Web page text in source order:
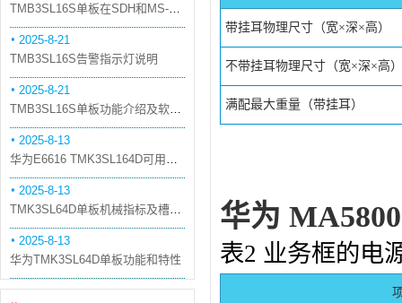
TMB3SL16S单板在SDH和MS-OTN模式下的应用
2025-8-21
TMB3SL16S告警指示灯说明
2025-8-21
TMB3SL16S单板功能介绍及软件配套
2025-8-13
华为E6616 TMK3SL164D可用万兆光模块
2025-8-13
TMK3SL64D单板机械指标及槽位介绍
2025-8-13
华为TMK3SL64D单板功能和特性
带挂耳物理尺寸（宽×深×高）
不带挂耳物理尺寸（宽×深×高）
满配最大重量（带挂耳）
华为
表2 业务框的电